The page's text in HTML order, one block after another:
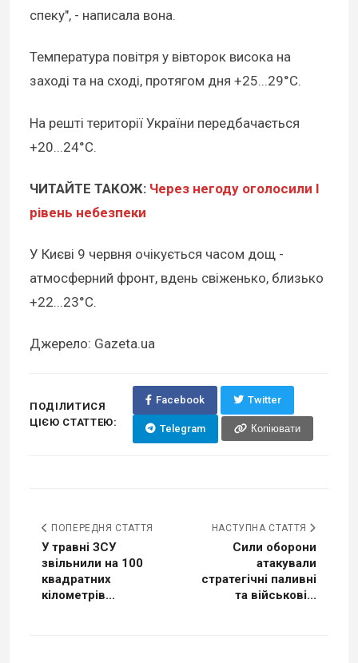
спеку", - написала вона.
Температура повітря у вівторок висока на
заході та на сході, протягом дня +25...29°C.
На решті території України передбачається
+20...24°C.
ЧИТАЙТЕ ТАКОЖ: Через негоду оголосили I
рівень небезпеки
У Києві 9 червня очікується часом дощ -
атмосферний фронт, вдень свіженько, близько
+22...23°C.
Джерело: Gazeta.ua
ПОДІЛИТИСЯ
ЦІЄЮ СТАТТЕЮ:
Facebook Twitter
Telegram Копіювати
ПОПЕРЕДНЯ СТАТТЯ
У травні ЗСУ
звільнили на 100
квадратних
кілометрів...
НАСТУПНА СТАТТЯ
Сили оборони
атакували
стратегічні паливні
та військові...